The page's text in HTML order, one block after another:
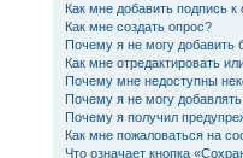
Как мне добавить подпись
Как мне создать опрос?
Почему я не могу добавить
Как мне отредактировать
Почему мне недоступны
Почему я не могу
Почему я получил
Как мне пожаловаться на
Что означает кнопка